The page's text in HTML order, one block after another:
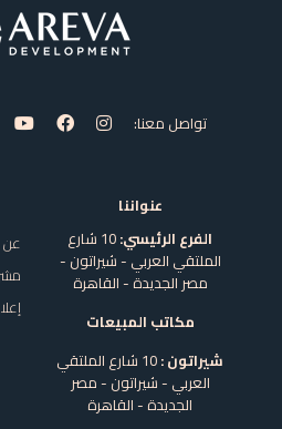
تواصل معنا:
عنواننا
الفرع الرئيسي:
10 شارع
الملتقي العربي - شيراتون -
مصر الجديدة - القاهرة
مكاتب المبيعات
شيراتون :
10 شارع الملتقي
العربي - شيراتون - مصر
الجديدة - القاهرة
عن